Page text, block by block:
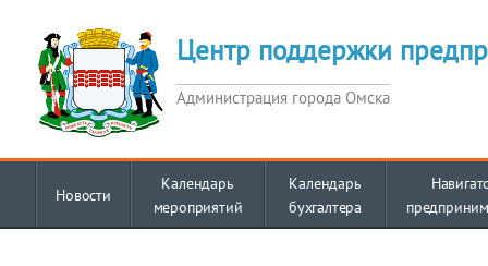
Центр поддержки
Администрация города Омска
Новости
Календарь
мероприятий
Календарь
бухгалтера